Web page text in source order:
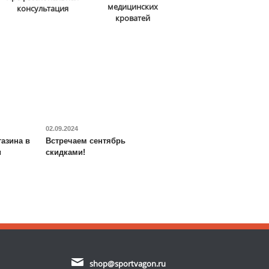
консультация
медицинских
кроватей
в
02.09.2024
Встречаем сентябрь
скидками!
shop@sportvagon.ru